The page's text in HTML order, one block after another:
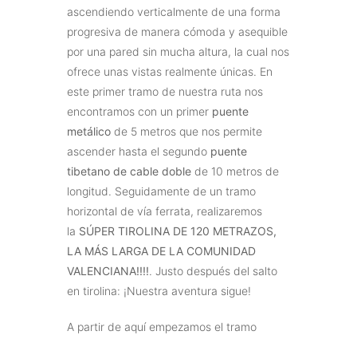
ascendiendo verticalmente de una forma
progresiva de manera cómoda y asequible
por una pared sin mucha altura, la cual nos
ofrece unas vistas realmente únicas. En
este primer tramo de nuestra ruta nos
encontramos con un primer puente
metálico de 5 metros que nos permite
ascender hasta el segundo puente
tibetano de cable doble de 10 metros de
longitud. Seguidamente de un tramo
horizontal de vía ferrata, realizaremos
la SÚPER TIROLINA DE 120 METRAZOS,
LA MÁS LARGA DE LA COMUNIDAD
VALENCIANA!!!!. Justo después del salto
en tirolina: ¡Nuestra aventura sigue!
A partir de aquí empezamos el tramo